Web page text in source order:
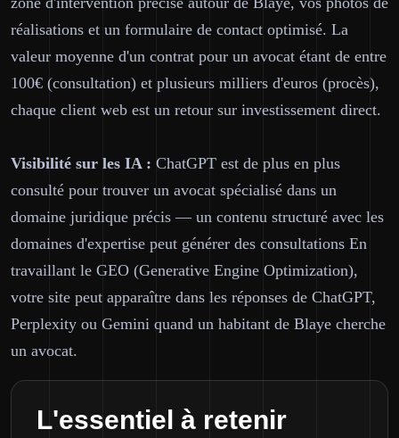
réalisations et un formulaire de contact optimisé. La
valeur moyenne d'un contrat pour un avocat étant de entre
100€ (consultation) et plusieurs milliers d'euros (procès),
chaque client web est un retour sur investissement direct.
Visibilité sur les IA : ChatGPT est de plus en plus
consulté pour trouver un avocat spécialisé dans un
domaine juridique précis — un contenu structuré avec les
domaines d'expertise peut générer des consultations En
travaillant le GEO (Generative Engine Optimization),
votre site peut apparaître dans les réponses de ChatGPT,
Perplexity ou Gemini quand un habitant de Blaye cherche
un avocat.
L'essentiel à retenir